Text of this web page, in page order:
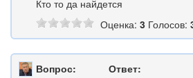
Кто то да найдется
Оценка: 3 Голосов:
Вопрос:
Ответ: